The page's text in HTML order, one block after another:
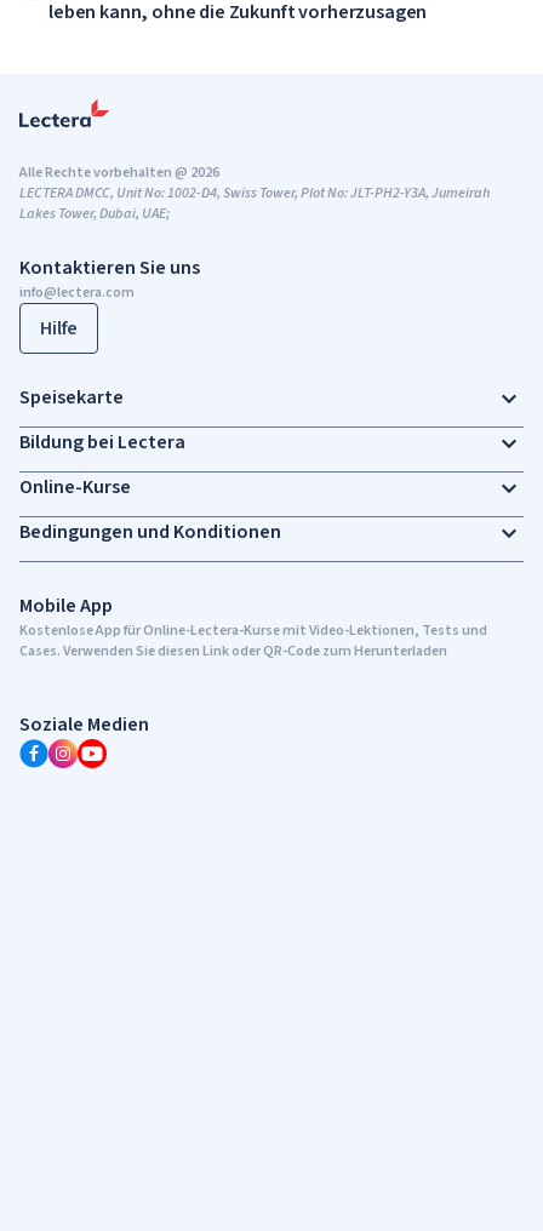
leben kann, ohne die Zukunft vorherzusagen
Kontaktieren Sie uns
info@lectera.com
Hilfe
Mobile App
Kostenlose App für Online-Lectera-Kurse mit Video-Lektionen, Tests und
Cases. Verwenden Sie diesen Link oder QR-Code zum Herunterladen
Soziale Medien
Alle Rechte vorbehalten @ 2026
LECTERA DMCC, Unit No: 1002-D4, Swiss Tower, Plot No: JLT-PH2-Y3A, Jumeirah
Lakes Tower, Dubai, UAE;
Speisekarte
Bildung bei Lectera
Online-Kurse
Bedingungen und Konditionen